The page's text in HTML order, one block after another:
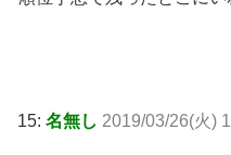
15: 名無し 2019/03/26(火)